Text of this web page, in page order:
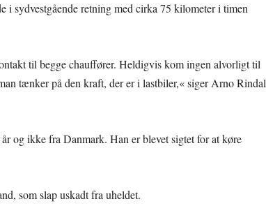
i sydvestgående retning med cirka 75 kilometer i timen
til begge chauffører. Heldigvis kom ingen alvorligt til
tænker på den kraft, der er i lastbiler,« siger Arno Rindal
og ikke fra Danmark. Han er blevet sigtet for at køre
som slap uskadt fra uheldet.